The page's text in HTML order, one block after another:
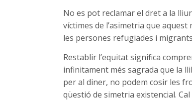
No es pot reclamar el dret a la
víctimes de l’asimetria que
les persones refugiades i
Restablir l’equitat significa
infinitament més sagrada que la
per al diner, no podem cosir les
qüestió de simetria existencial.